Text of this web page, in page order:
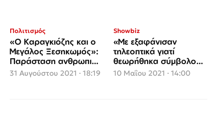
Πολιτισμός
«Ο Καραγκιόζης και ο
Μεγάλος Ξεσηκωμός»:
Παράσταση ανθρωπιάς
στο Ηρώδειο
31 Αυγούστου 2021 · 18:19
Showbiz
«Με εξαφάνισαν
τηλεοπτικά γιατί
θεωρήθηκα σύμβολο
του κατεστημένου»
10 Μαΐου 2021 · 14:00